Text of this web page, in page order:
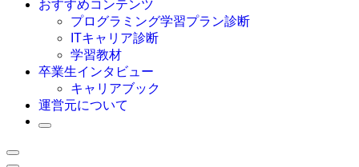
Swift
Ruby
その他言語
おすすめコンテンツ
プログラミング学習プラン診断
ITキャリア診断
学習教材
卒業生インタビュー
キャリアブック
運営元について